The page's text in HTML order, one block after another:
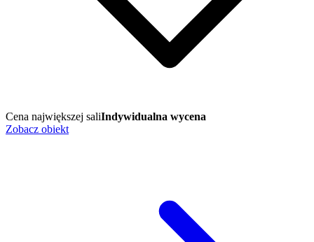
Cena największej saliIndywidualna wycena
Zobacz obiekt